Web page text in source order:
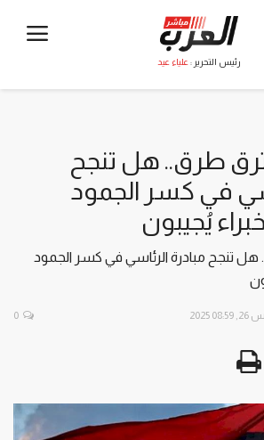
رئيس التحرير : علياء عيد
طرق.. هل تنجح
في كسر الجمود
يُجيبون
هل تنجح مبادرة الرئاسي في كسر الجمود
08:59
0